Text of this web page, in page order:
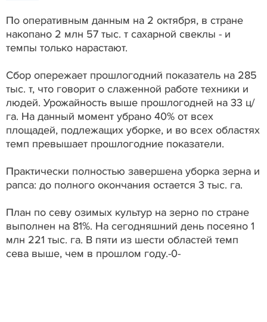
По оперативным данным на 2 октября, в стране
накопано 2 млн 57 тыс. т сахарной свеклы - и
темпы только нарастают.
Сбор опережает прошлогодний показатель на 285
тыс. т, что говорит о слаженной работе техники и
людей. Урожайность выше прошлогодней на 33 ц/
га. На данный момент убрано 40% от всех
площадей, подлежащих уборке, и во всех областях
темп превышает прошлогодние показатели.
Практически полностью завершена уборка зерна и
рапса: до полного окончания остается 3 тыс. га.
План по севу озимых культур на зерно по стране
выполнен на 81%. На сегодняшний день посеяно 1
млн 221 тыс. га. В пяти из шести областей темп
сева выше, чем в прошлом году.-0-